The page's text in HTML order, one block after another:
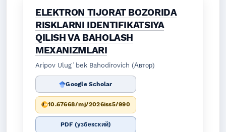
ELEKTRON TIJORAT BOZORIDA
RISKLARNI IDENTIFIKATSIYA
QILISH VA BAHOLASH
MEXANIZMLARI
Aripov Ulugʻbek Bahodirovich (Автор)
Google Scholar
10.67668/mj/2026iss5/990
PDF (узбекский)